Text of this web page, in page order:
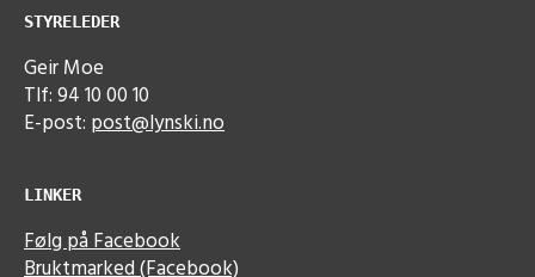
STYRELEDER
Geir Moe
Tlf: 94 10 00 10
E-post: post@lynski.no
LINKER
Følg på Facebook
Bruktmarked (Facebook)